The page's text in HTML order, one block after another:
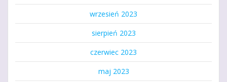
wrzesień 2023
sierpień 2023
czerwiec 2023
maj 2023